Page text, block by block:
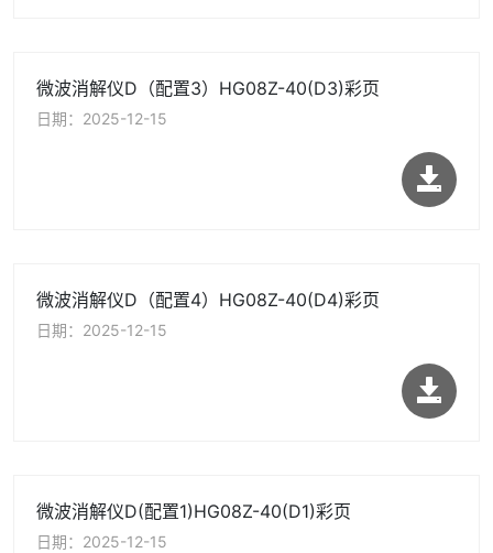
微波消解仪D（配置3）HG08Z-40(D3)彩页
日期：2025-12-15
微波消解仪D（配置4）HG08Z-40(D4)彩页
日期：2025-12-15
微波消解仪D(配置1)HG08Z-40(D1)彩页
日期：2025-12-15
点击复制微信号